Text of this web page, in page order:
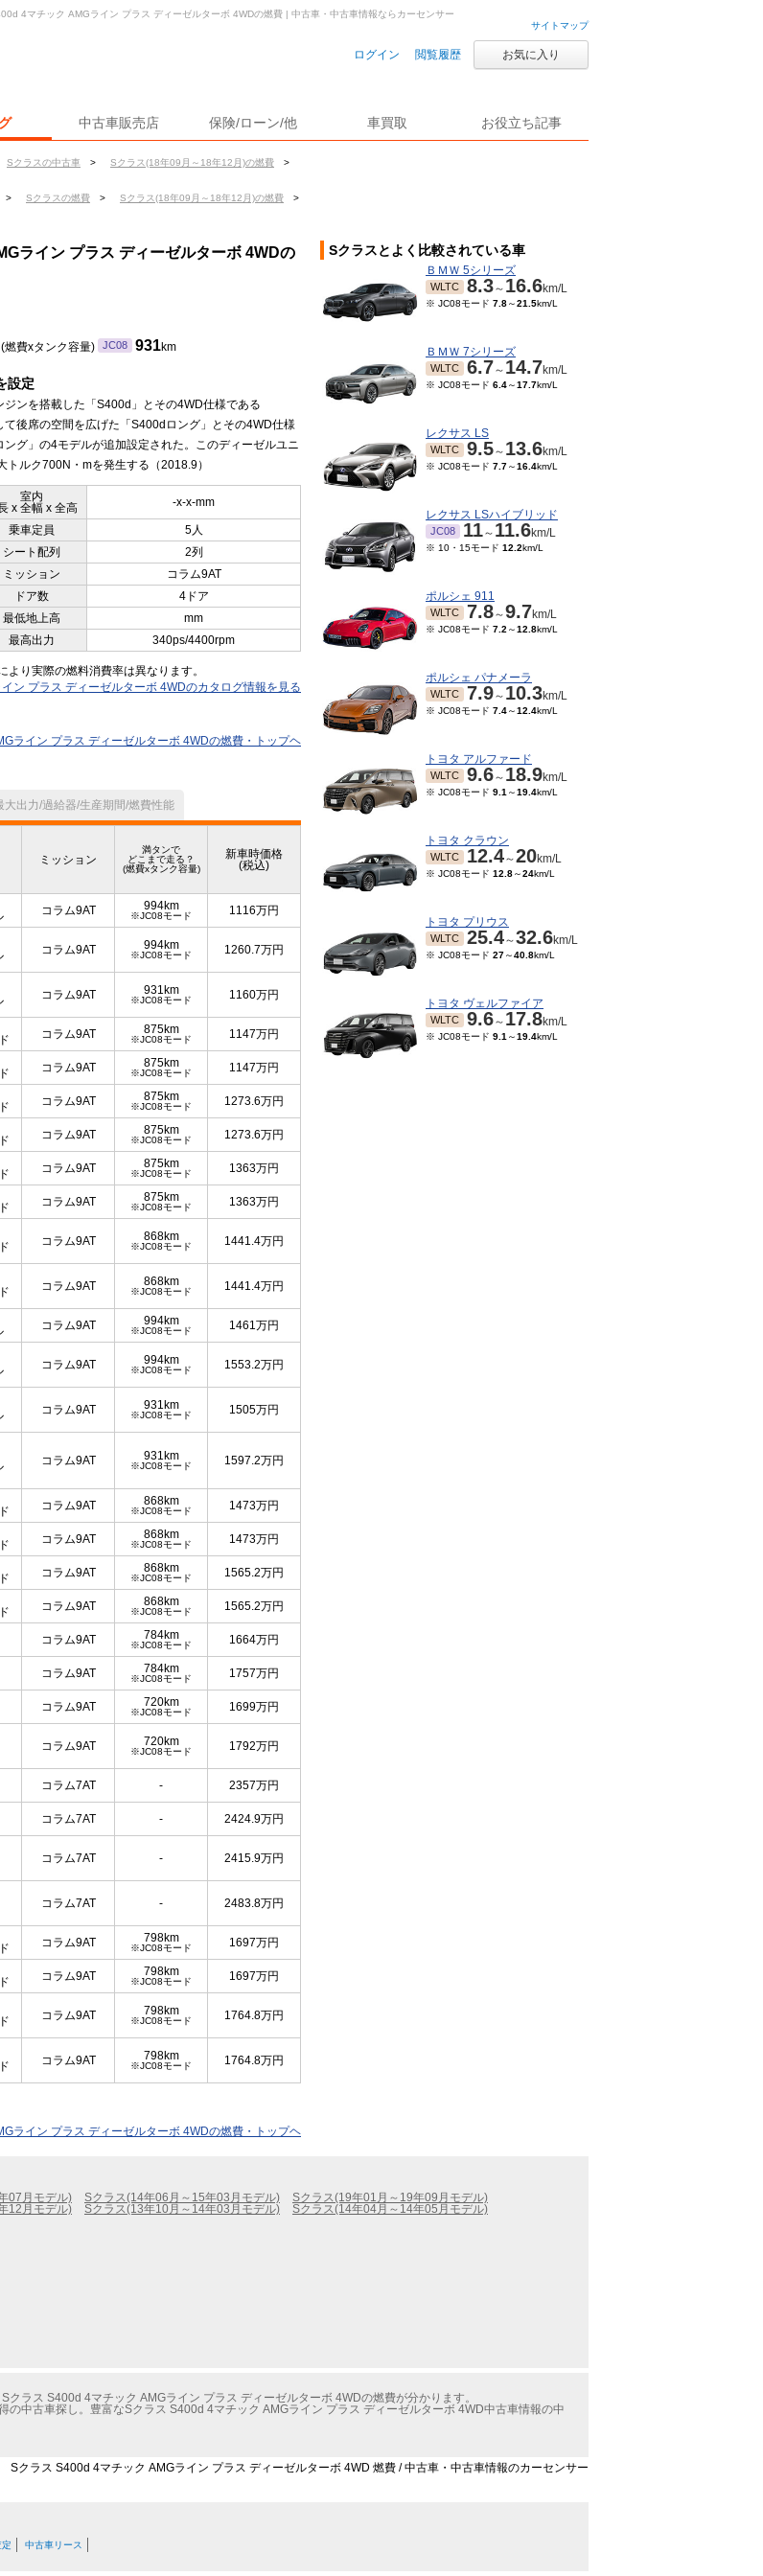
サイトマップ
ログイン 閲覧履歴 お気に入り
中古車販売店 保険/ローン/他 車買取 お役立ち記事
Sクラスの中古車 > Sクラス(18年09月～18年12月)の燃費
>
> Sクラスの燃費 > Sクラス(18年09月～18年12月)の燃費
>
4マチック AMGライン プラス ディーゼルターボ 4WDの燃費 | 中古車・中古車情報ならカーセンサー
ライン プラス ディーゼルターボ 4WDの
燃費xタンク容量) JC08 931km
設定
ンを搭載した「S400d」とその4WD仕様である
て後席の空間を広げた「S400dロング」とその4WD仕様
グ」の4モデルが追加設定された。このディーゼルユニ
トルク700N・mを発生する（2018.9）
室内
x 全幅 x 全高
-x-x-mm
乗車定員
5人
シート配列
2列
ミッション
コラム9AT
ドア数
4ドア
最低地上高
mm
最高出力 340ps/4400rpm
り実際の燃料消費率は異なります。
ン プラス ディーゼルターボ 4WDのカタログ情報を見る
ライン プラス ディーゼルターボ 4WDの燃費・トップヘ
大出力/過給器/生産期間/燃費性能
ミッション
満タンで
どこまで走る？
(燃費xタンク容量)
新車時価格
(税込)
コラム9AT 994km
※JC08モード 1116万円
コラム9AT 994km
※JC08モード 1260.7万円
コラム9AT 931km
※JC08モード 1160万円
コラム9AT 875km
※JC08モード 1147万円
コラム9AT 875km
※JC08モード 1147万円
コラム9AT 875km
※JC08モード 1273.6万円
コラム9AT 875km
※JC08モード 1273.6万円
コラム9AT 875km
※JC08モード 1363万円
コラム9AT 875km
※JC08モード 1363万円
コラム9AT 868km
※JC08モード 1441.4万円
コラム9AT 868km
※JC08モード 1441.4万円
コラム9AT 994km
※JC08モード 1461万円
コラム9AT 994km
※JC08モード 1553.2万円
コラム9AT 931km
※JC08モード 1505万円
コラム9AT 931km
※JC08モード 1597.2万円
コラム9AT 868km
※JC08モード 1473万円
コラム9AT 868km
※JC08モード 1473万円
コラム9AT 868km
※JC08モード 1565.2万円
コラム9AT 868km
※JC08モード 1565.2万円
コラム9AT 784km
※JC08モード 1664万円
コラム9AT 784km
※JC08モード 1757万円
コラム9AT 720km
※JC08モード 1699万円
コラム9AT 720km
※JC08モード 1792万円
コラム7AT - 2357万円
コラム7AT - 2424.9万円
コラム7AT - 2415.9万円
コラム7AT - 2483.8万円
コラム9AT 798km
※JC08モード 1697万円
コラム9AT 798km
※JC08モード 1697万円
コラム9AT 798km
※JC08モード 1764.8万円
コラム9AT 798km
※JC08モード 1764.8万円
ライン プラス ディーゼルターボ 4WDの燃費・トップヘ
Sクラスとよく比較されている車
ＢＭＷ 5シリーズ
WLTC 8.3～ 16.6km/L
※ JC08モード 7.8～21.5km/L
ＢＭＷ 7シリーズ
WLTC 6.7～ 14.7km/L
※ JC08モード 6.4～17.7km/L
レクサス LS
WLTC 9.5～ 13.6km/L
※ JC08モード 7.7～16.4km/L
レクサス LSハイブリッド
JC08 11～ 11.6km/L
※ 10・15モード 12.2km/L
ポルシェ 911
WLTC 7.8～9.7km/L
※ JC08モード 7.2 ～12.8km/L
ポルシェ パナメーラ
WLTC 7.9～ 10.3km/L
※ JC08モード 7.4～12.4km/L
トヨタ アルファード
WLTC 9.6～ 18.9km/L
※ JC08モード 9.1 ～19.4km/L
トヨタ クラウン
WLTC 12.4～20km/L
※ JC08モード 12.8～24km/L
トヨタ プリウス
WLTC 25.4～32.6km/L
※ JC08モード 27～40.8km/L
トヨタ ヴェルファイア
WLTC 9.6～ 17.8km/L
※ JC08モード 9.1 ～19.4km/L
07月モデル) Sクラス(14年06月～15年03月モデル)
Sクラス(19年01月～19年09月モデル)
12月モデル) Sクラス(13年10月～14年03月モデル)
Sクラス(14年04月～14年05月モデル)
ラス S400d 4マチック AMGライン プラス ディーゼルターボ 4WDの燃費が分かります。
中古車探し。豊富なSクラス S400d 4マチック AMGライン プラス ディーゼルターボ 4WD中古車情報の中
Sクラス S400d 4マチック AMGライン プラス ディーゼルターボ 4WD 燃費 / 中古車・中古車情報のカーセンサー
中古車リース